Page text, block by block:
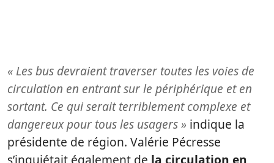
« Les bus devraient traverser toutes les voies de
circulation en entrant sur le périphérique et en
sortant. Ce qui serait terriblement complexe et
dangereux pour tous les usagers » indique la
présidente de région. Valérie Pécresse
s’inquiétait également de la circulation en